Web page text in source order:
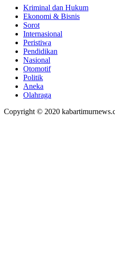
Kriminal dan Hukum
Ekonomi & Bisnis
Sorot
Internasional
Peristiwa
Pendidikan
Nasional
Otomotif
Politik
Aneka
Olahraga
Copyright © 2020